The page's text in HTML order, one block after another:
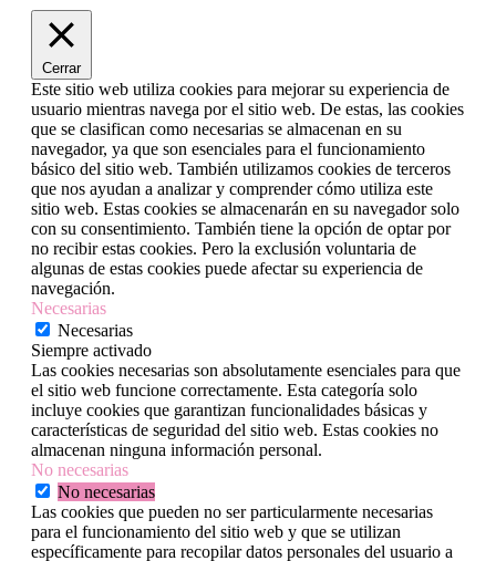
Cerrar
Este sitio web utiliza cookies para mejorar su experiencia de
usuario mientras navega por el sitio web. De estas, las cookies
que se clasifican como necesarias se almacenan en su
navegador, ya que son esenciales para el funcionamiento
básico del sitio web. También utilizamos cookies de terceros
que nos ayudan a analizar y comprender cómo utiliza este
sitio web. Estas cookies se almacenarán en su navegador solo
con su consentimiento. También tiene la opción de optar por
no recibir estas cookies. Pero la exclusión voluntaria de
algunas de estas cookies puede afectar su experiencia de
navegación.
Necesarias
Necesarias
Siempre activado
Las cookies necesarias son absolutamente esenciales para que
el sitio web funcione correctamente. Esta categoría solo
incluye cookies que garantizan funcionalidades básicas y
características de seguridad del sitio web. Estas cookies no
almacenan ninguna información personal.
No necesarias
No necesarias
Las cookies que pueden no ser particularmente necesarias
para el funcionamiento del sitio web y que se utilizan
específicamente para recopilar datos personales del usuario a